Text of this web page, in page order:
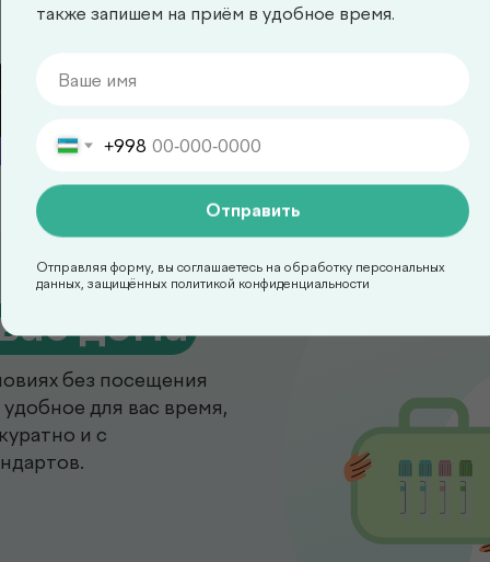
без посещения
для вас время,
и с
дома
также запишем на приём в удобное время.
+998
Отправить
Отправляя форму, вы соглашаетесь на обработку персональных
данных, защищённых политикой конфиденциальности